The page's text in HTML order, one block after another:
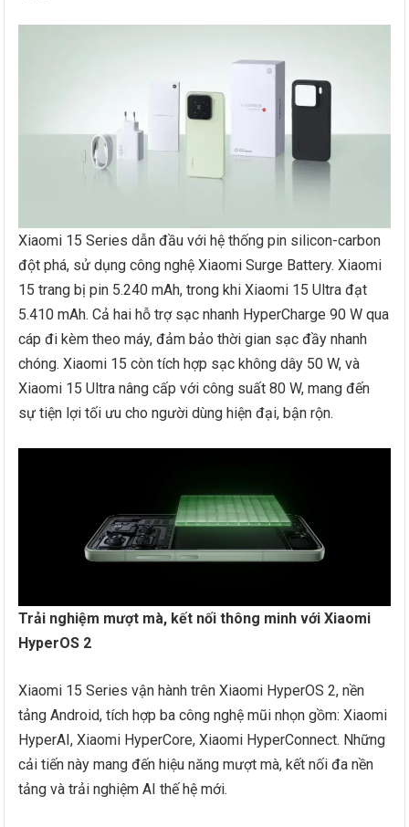
Xiaomi 15 Series dẫn đầu với hệ thống pin silicon-carbon
đột phá, sử dụng công nghệ Xiaomi Surge Battery. Xiaomi
15 trang bị pin 5.240 mAh, trong khi Xiaomi 15 Ultra đạt
5.410 mAh. Cả hai hỗ trợ sạc nhanh HyperCharge 90 W qua
cáp đi kèm theo máy, đảm bảo thời gian sạc đầy nhanh
chóng. Xiaomi 15 còn tích hợp sạc không dây 50 W, và
Xiaomi 15 Ultra nâng cấp với công suất 80 W, mang đến
sự tiện lợi tối ưu cho người dùng hiện đại, bận rộn.
Trải nghiệm mượt mà, kết nối thông minh với Xiaomi
HyperOS 2
Xiaomi 15 Series vận hành trên Xiaomi HyperOS 2, nền
tảng Android, tích hợp ba công nghệ mũi nhọn gồm: Xiaomi
HyperAI, Xiaomi HyperCore, Xiaomi HyperConnect. Những
cải tiến này mang đến hiệu năng mượt mà, kết nối đa nền
tảng và trải nghiệm AI thế hệ mới.